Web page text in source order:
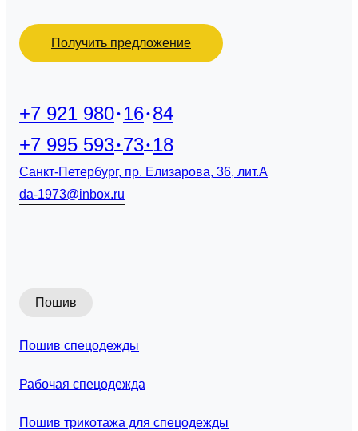
Получить предложение
+7 921 980 16 84
+7 995 593 73 18
Санкт-Петербург, пр. Елизарова, 36, лит.А
da-1973@inbox.ru
Пошив
Пошив спецодежды
Рабочая спецодежда
Пошив трикотажа для спецодежды